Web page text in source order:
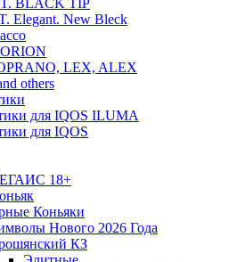
BLACK TIP
Elegant. New Bleck
LEX, ALEX
others
для IQOS ILUMA
для IQOS
ЕГАИС 18+
Коньяки
Нового 2026 Года
КЗ